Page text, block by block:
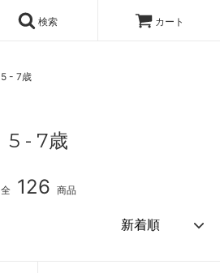
検索 カート
5 - 7歳
5 - 7歳
全 126 商品